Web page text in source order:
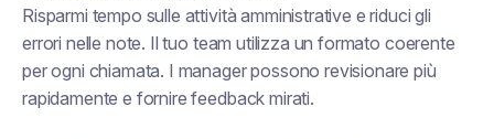
Risparmi tempo sulle attività amministrative e riduci gli
errori nelle note. Il tuo team utilizza un formato coerente
per ogni chiamata. I manager possono revisionare più
rapidamente e fornire feedback mirati.